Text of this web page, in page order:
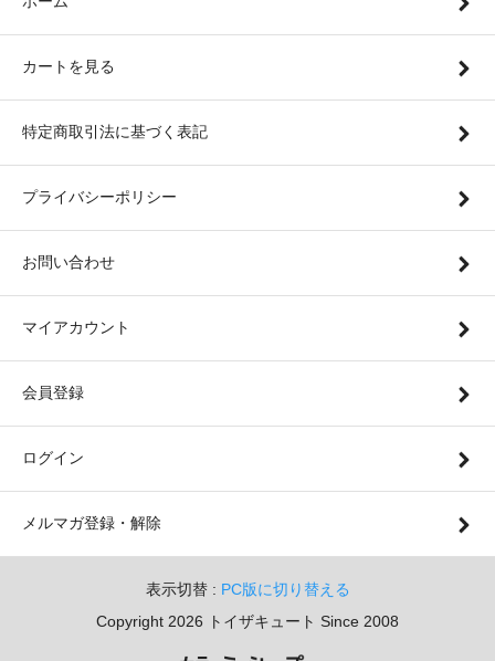
カートを見る
特定商取引法に基づく表記
プライバシーポリシー
お問い合わせ
マイアカウント
会員登録
ログイン
メルマガ登録・解除
表示切替 : PC版に切り替える
Copyright 2026 トイザキュート Since 2008